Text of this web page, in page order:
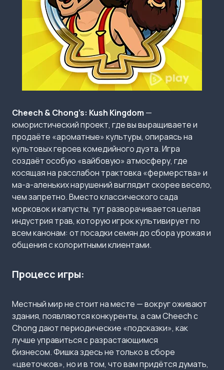
Cheech & Chong’s: Kush Kingdom —
юмористический проект, где вы выращиваете и
продаёте «ароматные» культуры, опираясь на
культовых героев комедийного дуэта. Игра
создаёт особую «вайбовую» атмосферу, где
косящая на расслабон трактовка «фермерства» и
ма-а-аленьких нарушений выглядит скорее весело,
чем запретно. Вместо классического сада
морковок и капусты, тут разворачивается целая
индустрия трав, которую игрок культивирует по
всем канонам: от посадки семян до сбора урожая и
общения с колоритными клиентами.
Процесс игры:
Местный мир не стоит на месте — вокруг оживают
здания, появляются конкуренты, а сам Cheech с
Chong дают периодические «подсказки», как
лучше управиться с разрастающимся
бизнесом. Фишка здесь не только в сборе
«цветочков», но и в том, что вам придётся думать,